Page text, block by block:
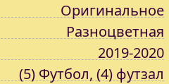
Оригинальное
Разноцветная
2019-2020
(5) Футбол, (4) футзал